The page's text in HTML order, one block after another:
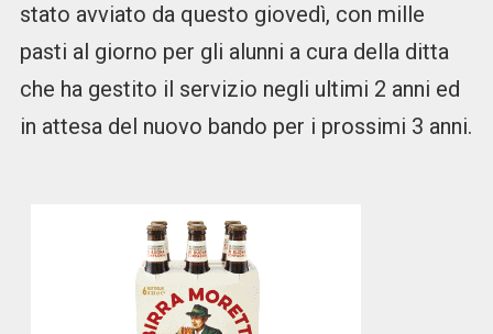
stato avviato da questo giovedì, con mille
pasti al giorno per gli alunni a cura della ditta
che ha gestito il servizio negli ultimi 2 anni ed
in attesa del nuovo bando per i prossimi 3 anni.